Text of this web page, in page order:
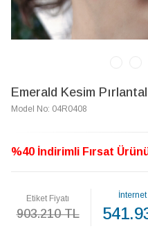
Emerald Kesim
Model No: 04R0408
%40 İndirimli Fırsat
Etiket Fiyatı
903.210 TL
İnternet